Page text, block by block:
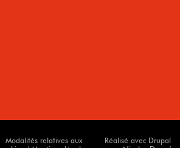
Modalités relatives aux Réalisé avec Drupal